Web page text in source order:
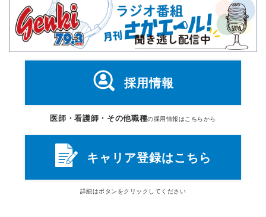
採用情報
医師・看護師・その他職種の採用情報はこちらから
キャリア登録はこちら
詳細はボタン をクリックしてください